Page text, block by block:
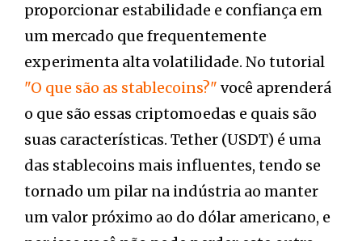
proporcionar estabilidade e confiança em
um mercado que frequentemente
experimenta alta volatilidade. No tutorial
"O que são as stablecoins?" você aprenderá
o que são essas criptomoedas e quais são
suas características. Tether (USDT) é uma
das stablecoins mais influentes, tendo se
tornado um pilar na indústria ao manter
um valor próximo ao do dólar americano, e